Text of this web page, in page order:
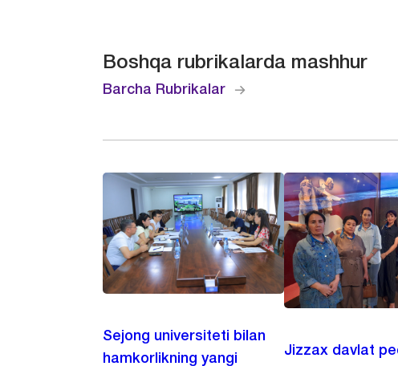
Boshqa rubrikalarda mashhur
Barcha Rubrikalar
Sejong universiteti bilan
hamkorlikning yangi
Jizzax davlat